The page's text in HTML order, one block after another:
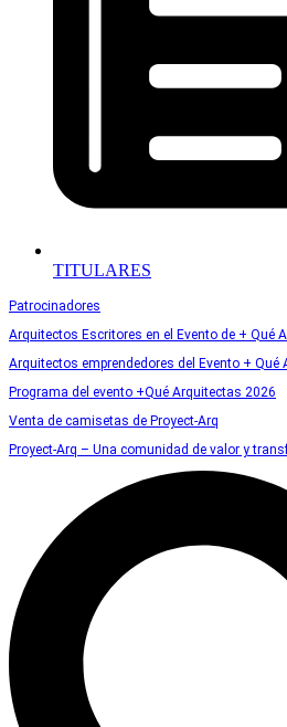
TITULARES
Patrocinadores
Arquitectos Escritores en el Evento de + Qué
Arquitectos emprendedores del Evento + Qué
Programa del evento +Qué Arquitectas 2026
Venta de camisetas de Proyect-Arq
Proyect-Arq – Una comunidad de valor y